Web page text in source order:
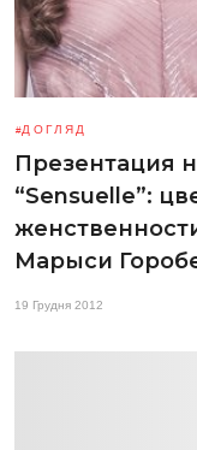
ДОГЛЯД
Презентация
“Sensuelle”:
Марыси
19 Грудня 2012